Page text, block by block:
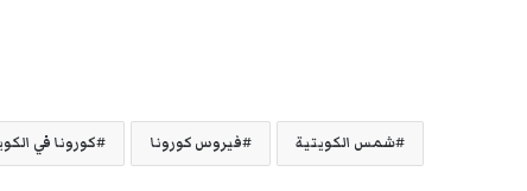
شمس الكويتية فيروس كورونا كورونا في